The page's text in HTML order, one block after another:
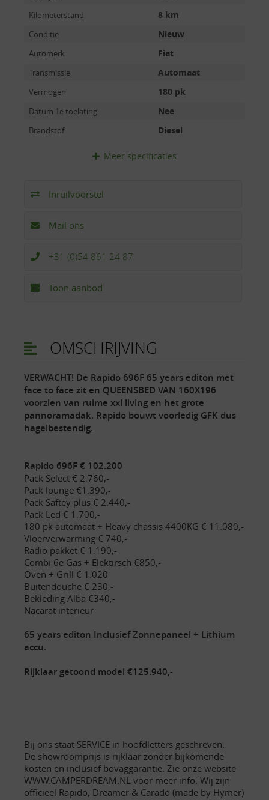
Kilometerstand 8 km
Conditie Nieuw
Automerk Fiat
Transmissie Automaat
Vermogen 180 pk
Datum 1e toelating Nee
Brandstof Diesel
Meer specificaties
Inruilvoorstel
Mail ons
+31 (0)54 861 24 87
Toon aanbod
OMSCHRIJVING
VERWACHT! De Rapido 696F 65 years editon met
face to face zit en QUEENSBED VAN 160X196
voorzien van ruime xxl living en het grote
pannoramadak. Rapido bouwt voorledig GFK dus
hagelbestendig.
Rapido 696F € 102.200
Pack Select € 2.760,-
Pack lounge €1.390,-
Pack Saftey plus € 2.440,-
Pack Led € 1.700,-
180 pk automaat + Heavy chassis 4400KG € 11.080,-
Vloerverwarming € 740,-
Radio pakket € 1.190,-
Combi 6e Gas + Elektirsch €850,-
Oven + Grill € 1.020
Buitendouche € 230,-
Bekleding Alba €340,-
Nacarat interieur
65 years editon Inclusief Zonnepaneel + Lithium
accu.
Rijklaar getoond model €125.940,-
Bij ons staat SERVICE in hoofdletters geschreven.
De showroomprijs is rijklaar zonder bijkomende
kosten en inclusief bovaggarantie. Zie onze website
WWW.CAMPERDREAM.NL voor meer info. Wij zijn
officieel Rapido, Dreamer & Carado (made by Hymer)